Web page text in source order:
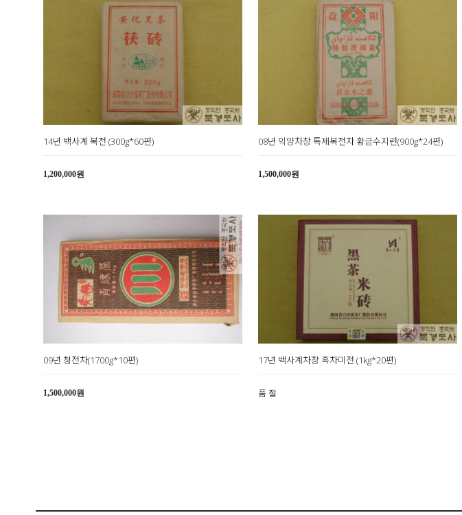
14년 백사계 복전 (300g*60편)
1,200,000원
08년 익양차창 특제복전차 황금수지련(900g*24편)
1,500,000원
09년 청전차(1700g*10편)
1,500,000원
17년 백사계차창 흑차미전 (1kg*20편)
품 절